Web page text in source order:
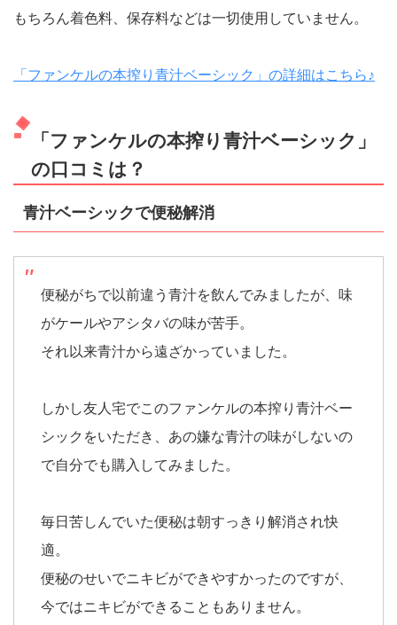
もちろん着色料、保存料などは一切使用していません。
「ファンケルの本搾り青汁ベーシック」の詳細はこちら♪
「ファンケルの本搾り青汁ベーシック」
の口コミは？
青汁ベーシックで便秘解消
便秘がちで以前違う青汁を飲んでみましたが、味
がケールやアシタバの味が苦手。
それ以来青汁から遠ざかっていました。
しかし友人宅でこのファンケルの本搾り青汁ベー
シックをいただき、あの嫌な青汁の味がしないの
で自分でも購入してみました。
毎日苦しんでいた便秘は朝すっきり解消され快
適。
便秘のせいでニキビができやすかったのですが、
今ではニキビができることもありません。